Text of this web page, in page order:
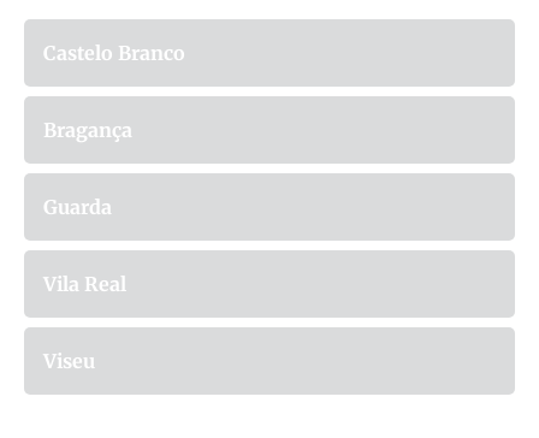
Castelo Branco
Bragança
Guarda
Vila Real
Viseu